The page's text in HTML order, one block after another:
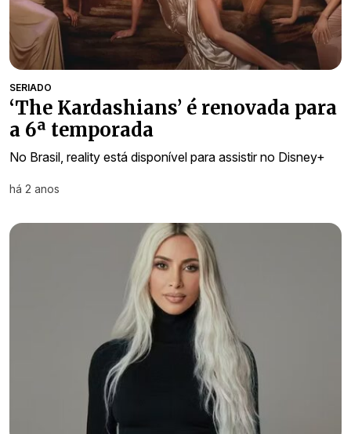
SERIADO
‘The Kardashians’ é renovada para
a 6ª temporada
No Brasil, reality está disponível para assistir no Disney+
há 2 anos